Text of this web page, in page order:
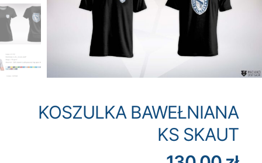
KOSZULKA BAWEŁNIANA
KS SKAUT